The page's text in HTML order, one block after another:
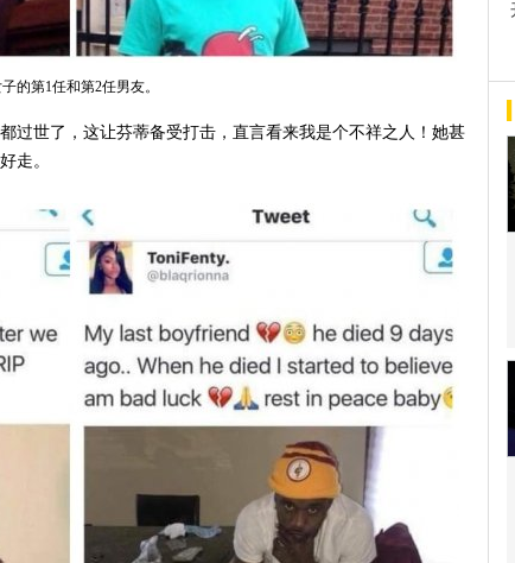
的第1任和第2任男友。
过世了，这让芬蒂备受打击，直言看来我是个不祥之人！她甚
走。